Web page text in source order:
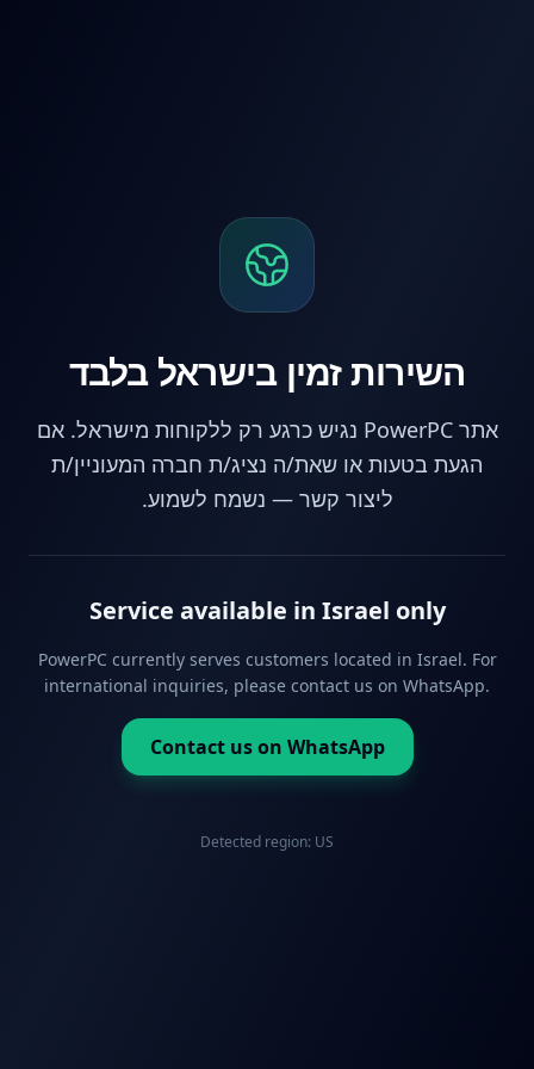
השירות זמין בישראל בלבד
אתר PowerPC נגיש כרגע רק ללקוחות מישראל. אם
הגעת בטעות או שאת/ה נציג/ת חברה המעוניין/ת
ליצור קשר — נשמח לשמוע.
Service available in Israel only
PowerPC currently serves customers located in Israel. For
international inquiries, please contact us on WhatsApp.
Contact us on WhatsApp
Detected region: US